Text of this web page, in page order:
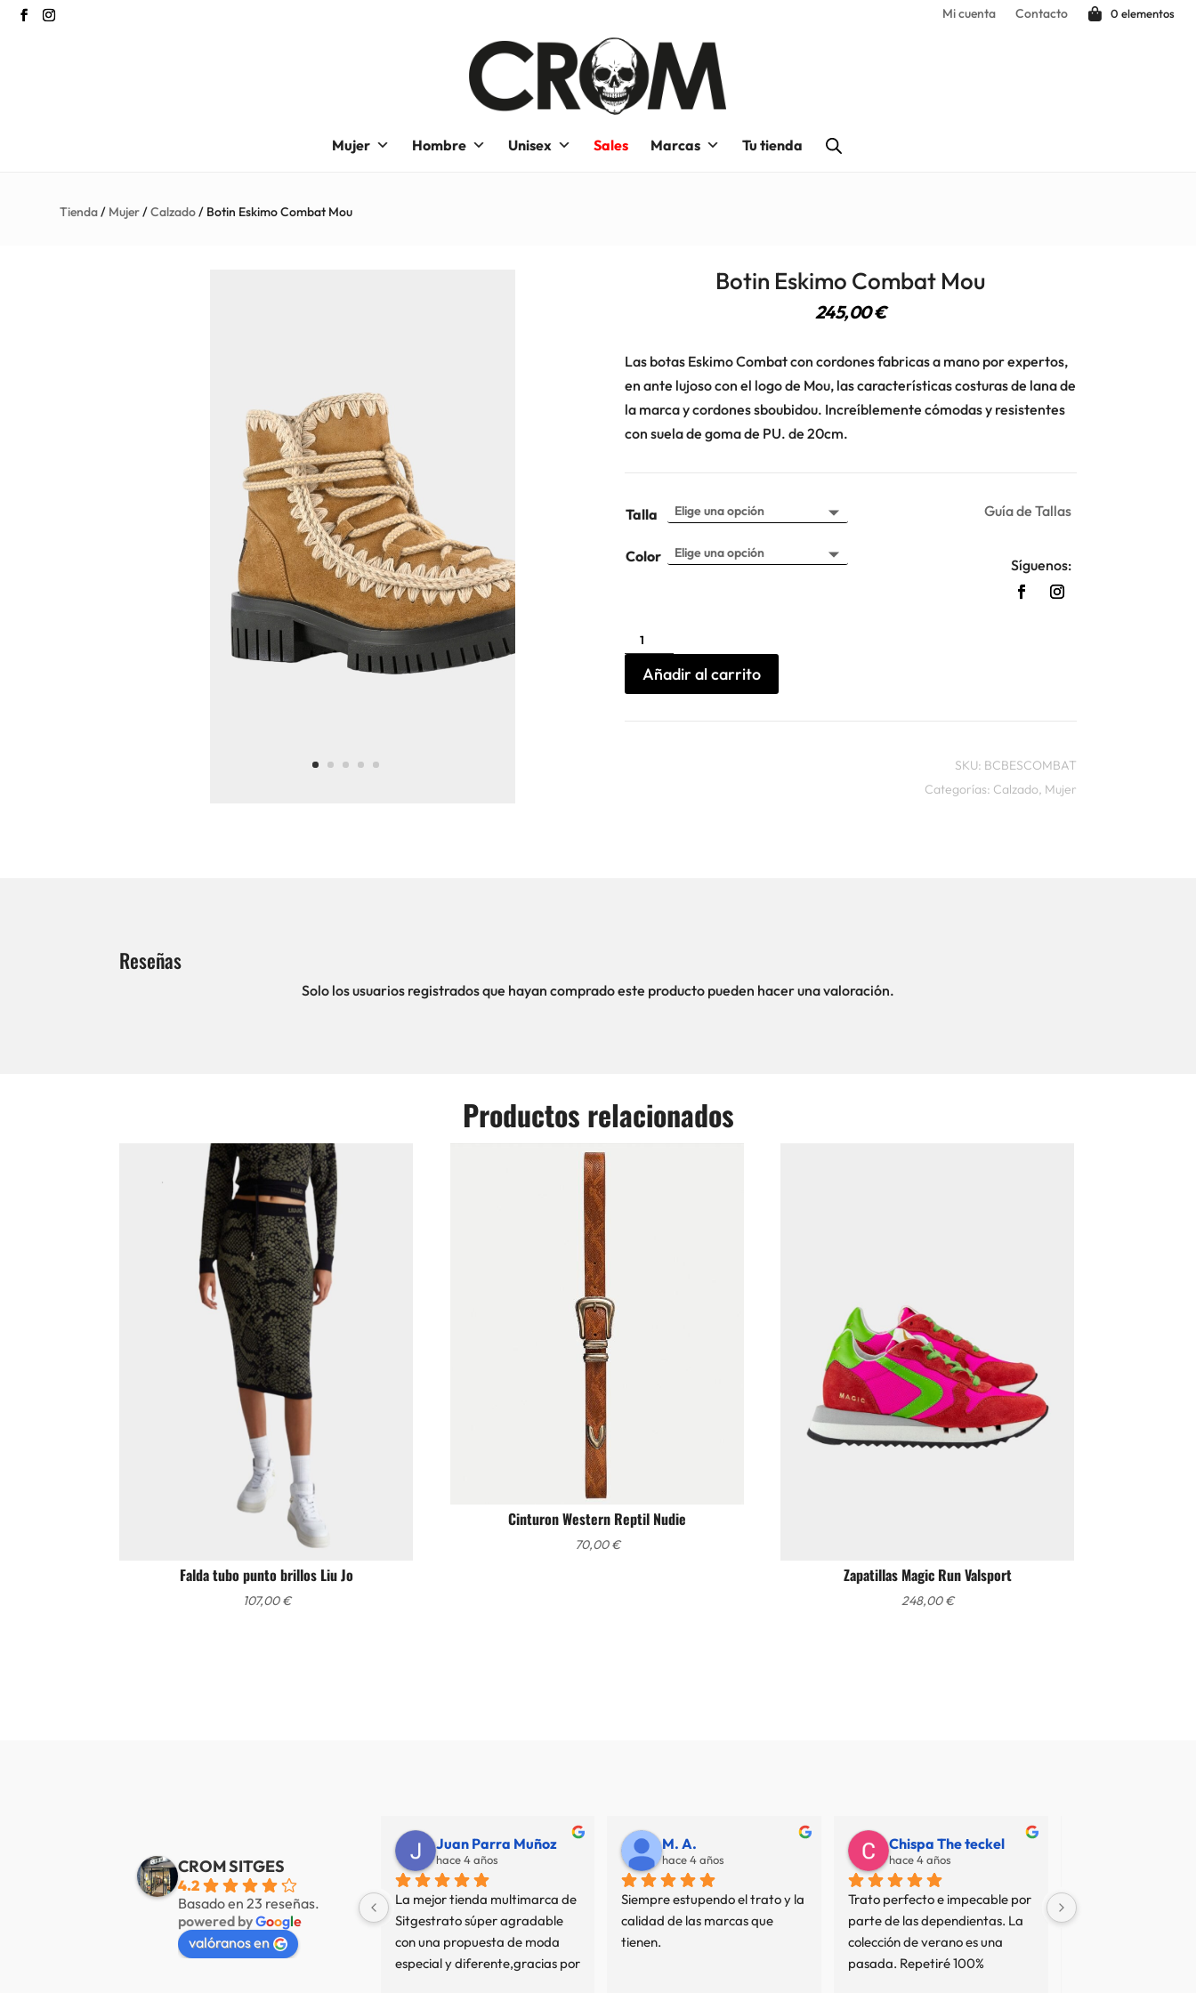
Mi cuenta Contacto 0 elementos
Mujer Hombre Unisex Sales Marcas Tu tienda
Tienda/ Mujer/Calzado/ Botin Eskimo Combat Mou
Botin Eskimo Combat Mou
245,00€
Las botas Eskimo Combat con cordones fabricas a mano por expertos,
en ante lujoso con el logo de Mou, las características costuras de lana de
la marca y cordones sboubidou. Increíblemente cómodas y resistentes
con suela de goma de PU. de 20cm.
Talla
Color
Botin
Eskimo
Combat
Mou
cantidad
Añadir al carrito
Guía de Tallas
Síguenos:
SKU: BCBESCOMBAT
Categorías: Calzado, Mujer
Reseñas
Solo los usuarios registrados que hayan comprado este producto pueden hacer una valoración.
Productos relacionados
Falda tubo punto brillos Liu Jo
107,00€
Cinturon Western Reptil Nudie
70,00€
Zapatillas Magic Run Valsport
248,00€
CROM SITGES
4.2
Basado en 23 reseñas.
powered byGoogle
valóranos en
hace 3 años
Nuestra tienda favorita en
Sitges, servicio de primer nivel.
Juan Parra Muñoz
hace 4 años
La mejor tienda multimarca de
Sitgestrato súper agradable
con una propuesta de moda
especial y diferente,gracias por
M. A.
hace 4 años
Siempre estupendo el trato y la
calidad de las marcas que
tienen.
Chispa The teckel
hace 4 años
Trato perfecto e impecable por
parte de las dependientas. La
colección de verano es una
pasada. Repetiré 100%
No termino de
resto de opiniones...